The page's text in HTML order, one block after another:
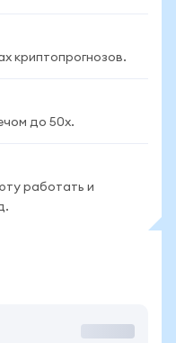
криптопрогнозов.
до 50x.
работать и